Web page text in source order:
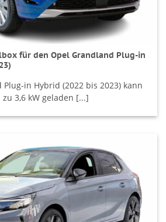
für den Opel Grandland Plug-in
in Hybrid (2022 bis 2023) kann
3,6 kW geladen [...]